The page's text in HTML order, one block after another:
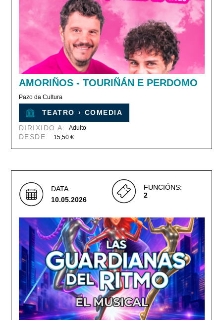
AMORIÑOS - TOURIÑÁN E PERDOMO
Pazo da Cultura
TEATRO › COMEDIA
DIRIXIDO A:
Adulto
DESDE: 15,50 €
DATA:
10.05.2026
FUNCIÓNS:
2